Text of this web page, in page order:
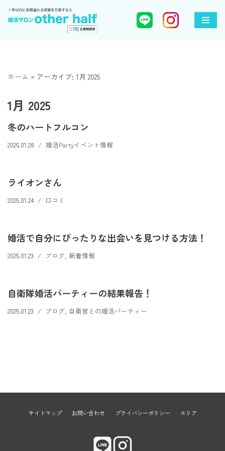
ツ
ス
ッ
プ
ホーム » アーカイブ: 1月 2025
1月 2025
冬のハートフルコン
2025.01.28 婚活Partyイベント情報
ライオンさん
2025.01.24 口コミ
婚活で自分にぴったりな出会いを見つける方法！
2025.01.23 ブログ 新着情報
自衛隊婚活パーティーの結果報告！
2025.01.23 ブログ 自衛官との婚活パーティー
サイトマップ お問い合わせ プライバシーポリシー エリア